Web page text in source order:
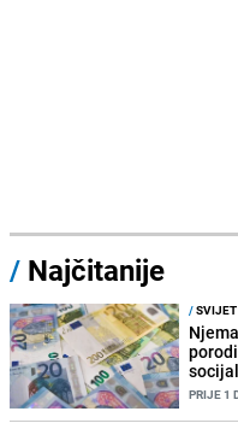
/ Najčitanije
/SVIJET
PRIJE 1